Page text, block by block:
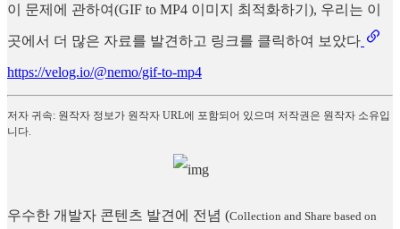
이 문제에 관하여(GIF to MP4 이미지 최적화하기), 우리는 이
곳에서 더 많은 자료를 발견하고 링크를 클릭하여 보았다
https://velog.io/@nemo/gif-to-mp4
저자 귀속: 원작자 정보가 원작자 URL에 포함되어 있으며 저작권은 원작자 소유입
니다.
우수한 개발자 콘텐츠 발견에 전념 (Collection and Share based on